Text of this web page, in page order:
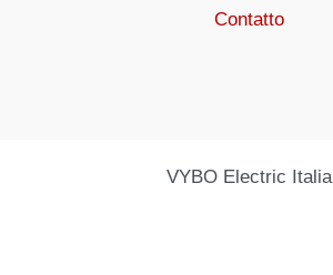
Contatto
VYBO Electric Italia